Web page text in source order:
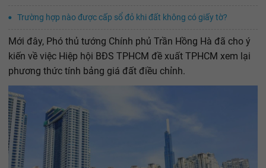
Trường hợp nào được cấp sổ đỏ khi đất không có giấy tờ?
Mới đây, Phó thủ tướng Chính phủ Trần Hồng Hà đã cho ý
kiến về việc Hiệp hội BĐS TPHCM đề xuất TPHCM xem lại
phương thức tính bảng giá đất điều chỉnh.